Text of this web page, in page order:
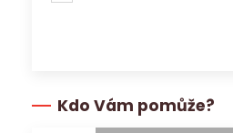
Kdo Vám pomůže?